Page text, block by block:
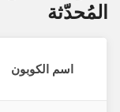
المُحدّثة
اسم الكوبون